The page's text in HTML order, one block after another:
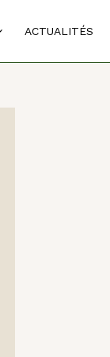
ACTUALITÉS